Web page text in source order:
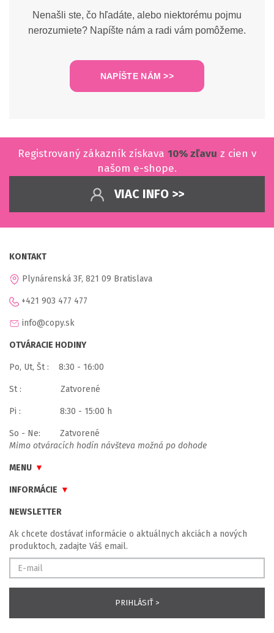
Nenašli ste, čo hľadáte, alebo niektorému pojmu
nerozumiete? Napíšte nám a radi vám pomôžeme.
NAPÍŠTE NÁM >>
Registrovaný zákazník získava 10% zľavu z cien v
našom e-shope.
VIAC INFO >>
KONTAKT
Plynárenská 3F, 821 09 Bratislava
+421 903 477 477
info@copy.sk
OTVÁRACIE HODINY
Po, Ut, Št : 8:30 - 16:00
St : Zatvorené
Pi : 8:30 - 15:00 h
So - Ne: Zatvorené
Mimo otváracích hodín návšteva možná po dohode
MENU
INFORMÁCIE
NEWSLETTER
Ak chcete dostávať informácie o aktuálnych akciách a nových
produktoch, zadajte Váš email.